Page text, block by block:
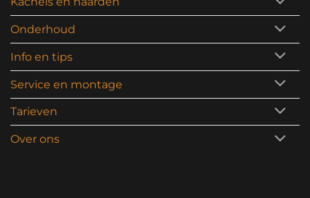
Onderhoud
Info en tips
Service en montage
Tarieven
Over ons